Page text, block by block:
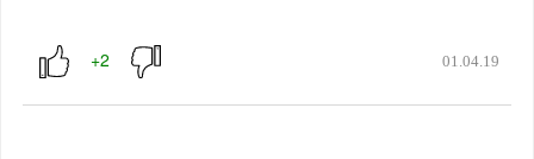
01.04.19